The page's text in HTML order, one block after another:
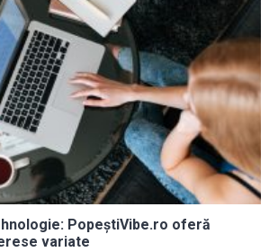
PopeștiVibe.ro oferă
variate